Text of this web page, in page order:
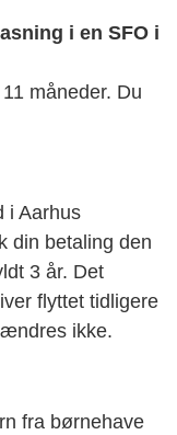
i en SFO i
måneder. Du
i Aarhus
din betaling den
3 år. Det
flyttet tidligere
ikke.
fra børnehave